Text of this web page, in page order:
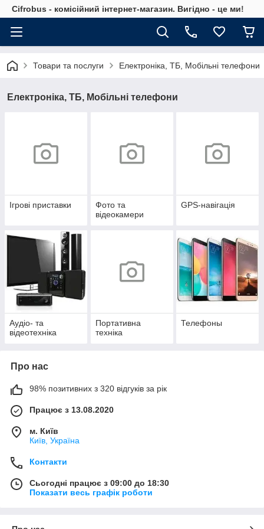
Cifrobus - комiсiйний iнтернет-магазин. Вигiдно - це ми!
Товари та послуги Електроніка, ТБ, Мобільні телефони
Електроніка, ТБ, Мобільні телефони
Ігрові приставки
Фото та
відеокамери
GPS-навігація
Аудіо- та
відеотехніка
Портативна
техніка
Телефоны
Про нас
98% позитивних з 320 відгуків за рік
Працює з 13.08.2020
м. Київ
Київ, Україна
Контакти
Сьогодні працює з 09:00 до 18:30
Показати весь графік роботи